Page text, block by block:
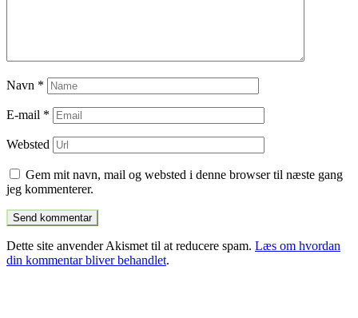
Navn *
E-mail *
Websted
Gem mit navn, mail og websted i denne browser til næste gang
jeg kommenterer.
Dette site anvender Akismet til at reducere spam. Læs om hvordan
din kommentar bliver behandlet.